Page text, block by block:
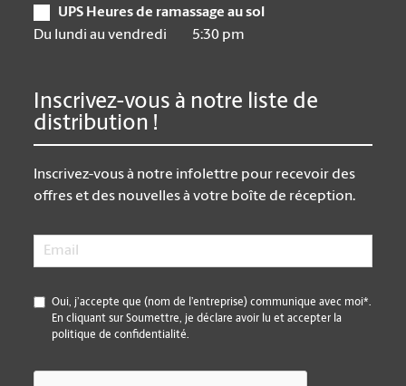
UPS Heures de ramassage au sol
Du lundi au vendredi
5:30 pm
Inscrivez-vous à notre liste de
distribution !
Inscrivez-vous à notre infolettre pour recevoir des
offres et des nouvelles à votre boîte de réception.
Email
*
Oui, j’accepte que (nom de l’entreprise) communique avec moi*.
En cliquant sur Soumettre, je déclare avoir lu et accepter la
politique de confidentialité.